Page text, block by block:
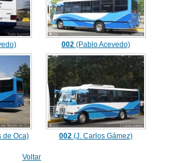
002(Pablo Acevedo)
de Oca) 002(J. Carlos Gámez)
Voltar